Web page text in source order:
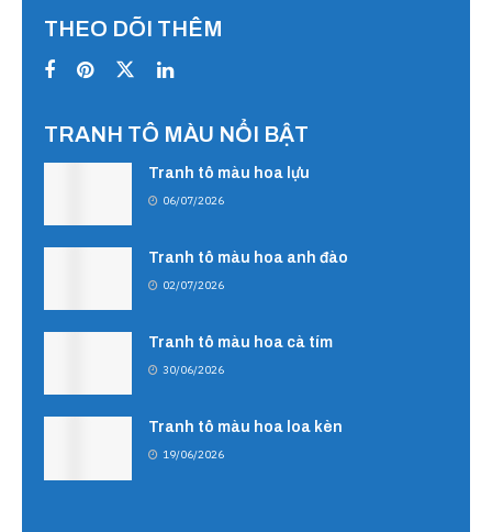
THEO DÕI THÊM
TRANH TÔ MÀU NỔI BẬT
Tranh tô màu hoa lựu
06/07/2026
Tranh tô màu hoa anh đào
02/07/2026
Tranh tô màu hoa cà tím
30/06/2026
Tranh tô màu hoa loa kèn
19/06/2026